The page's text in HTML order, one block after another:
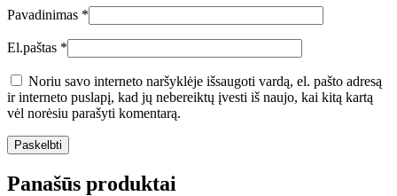
Pavadinimas *
El.paštas *
Noriu savo interneto naršyklėje išsaugoti vardą, el. pašto adresą
ir interneto puslapį, kad jų nebereiktų įvesti iš naujo, kai kitą kartą
vėl norėsiu parašyti komentarą.
Panašūs produktai